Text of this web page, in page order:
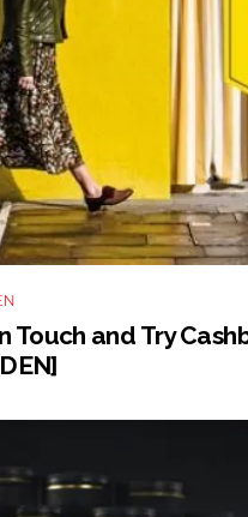
Touch and Try